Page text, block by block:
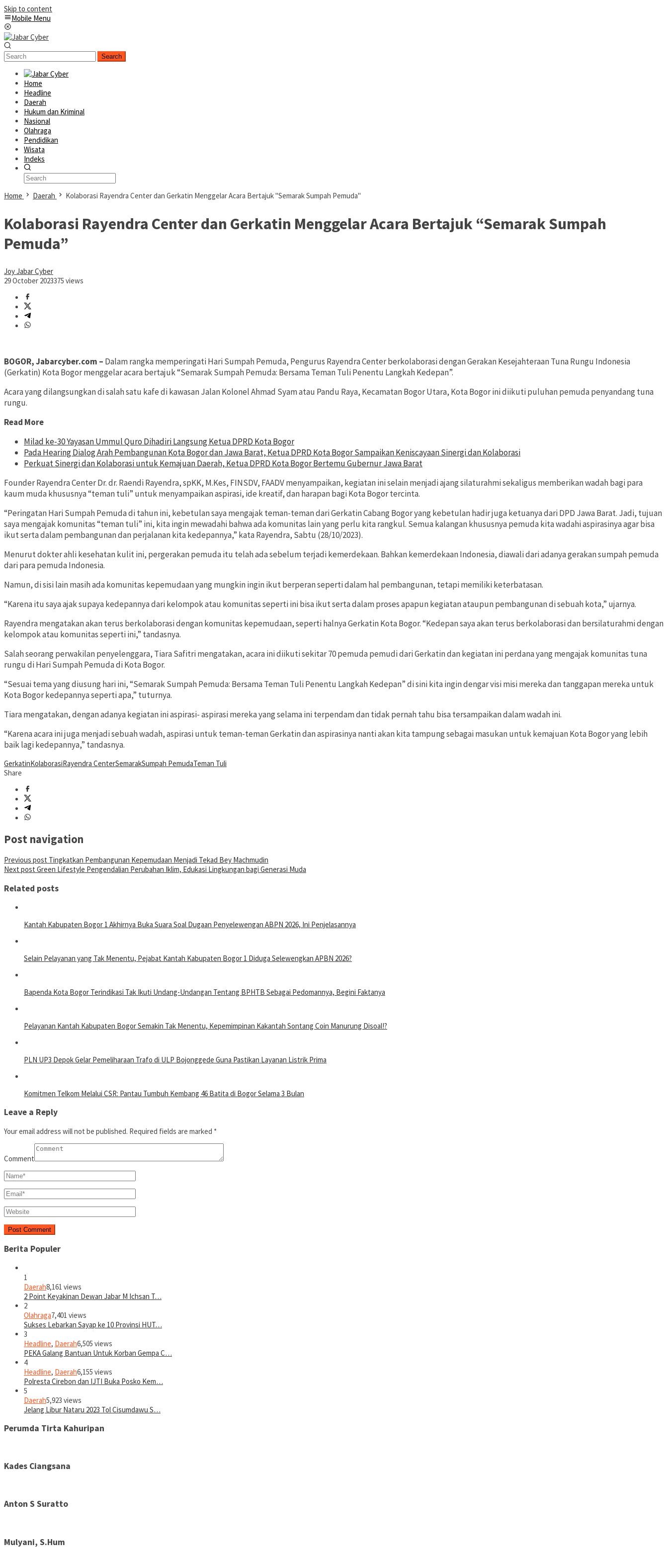
Skip to content
Mobile Menu
Search
Home
Headline
Daerah
Hukum dan Kriminal
Nasional
Olahraga
Pendidikan
Wisata
Indeks
Home Daerah Kolaborasi Rayendra Center dan Gerkatin Menggelar Acara Bertajuk "Semarak Sumpah Pemuda"
Kolaborasi Rayendra Center dan Gerkatin Menggelar Acara Bertajuk “Semarak Sumpah
Pemuda”
Joy Jabar Cyber
29 October 2023375 views
BOGOR, Jabarcyber.com – Dalam rangka memperingati Hari Sumpah Pemuda, Pengurus Rayendra Center berkolaborasi dengan Gerakan Kesejahteraan Tuna Rungu Indonesia
(Gerkatin) Kota Bogor menggelar acara bertajuk “Semarak Sumpah Pemuda: Bersama Teman Tuli Penentu Langkah Kedepan”.
Acara yang dilangsungkan di salah satu kafe di kawasan Jalan Kolonel Ahmad Syam atau Pandu Raya, Kecamatan Bogor Utara, Kota Bogor ini diikuti puluhan pemuda penyandang tuna
rungu.
Read More
Milad ke-30 Yayasan Ummul Quro Dihadiri Langsung Ketua DPRD Kota Bogor
Pada Hearing Dialog Arah Pembangunan Kota Bogor dan Jawa Barat, Ketua DPRD Kota Bogor Sampaikan Keniscayaan Sinergi dan Kolaborasi
Perkuat Sinergi dan Kolaborasi untuk Kemajuan Daerah, Ketua DPRD Kota Bogor Bertemu Gubernur Jawa Barat
Founder Rayendra Center Dr. dr. Raendi Rayendra, spKK, M.Kes, FINSDV, FAADV menyampaikan, kegiatan ini selain menjadi ajang silaturahmi sekaligus memberikan wadah bagi para
kaum muda khususnya “teman tuli” untuk menyampaikan aspirasi, ide kreatif, dan harapan bagi Kota Bogor tercinta.
“Peringatan Hari Sumpah Pemuda di tahun ini, kebetulan saya mengajak teman-teman dari Gerkatin Cabang Bogor yang kebetulan hadir juga ketuanya dari DPD Jawa Barat. Jadi, tujuan
saya mengajak komunitas “teman tuli” ini, kita ingin mewadahi bahwa ada komunitas lain yang perlu kita rangkul. Semua kalangan khususnya pemuda kita wadahi aspirasinya agar bisa
ikut serta dalam pembangunan dan perjalanan kita kedepannya,” kata Rayendra, Sabtu (28/10/2023).
Menurut dokter ahli kesehatan kulit ini, pergerakan pemuda itu telah ada sebelum terjadi kemerdekaan. Bahkan kemerdekaan Indonesia, diawali dari adanya gerakan sumpah pemuda
dari para pemuda Indonesia.
Namun, di sisi lain masih ada komunitas kepemudaan yang mungkin ingin ikut berperan seperti dalam hal pembangunan, tetapi memiliki keterbatasan.
“Karena itu saya ajak supaya kedepannya dari kelompok atau komunitas seperti ini bisa ikut serta dalam proses apapun kegiatan ataupun pembangunan di sebuah kota,” ujarnya.
Rayendra mengatakan akan terus berkolaborasi dengan komunitas kepemudaan, seperti halnya Gerkatin Kota Bogor. “Kedepan saya akan terus berkolaborasi dan bersilaturahmi dengan
kelompok atau komunitas seperti ini,” tandasnya.
Salah seorang perwakilan penyelenggara, Tiara Safitri mengatakan, acara ini diikuti sekitar 70 pemuda pemudi dari Gerkatin dan kegiatan ini perdana yang mengajak komunitas tuna
rungu di Hari Sumpah Pemuda di Kota Bogor.
“Sesuai tema yang diusung hari ini, “Semarak Sumpah Pemuda: Bersama Teman Tuli Penentu Langkah Kedepan” di sini kita ingin dengar visi misi mereka dan tanggapan mereka untuk
Kota Bogor kedepannya seperti apa,” tuturnya.
Tiara mengatakan, dengan adanya kegiatan ini aspirasi- aspirasi mereka yang selama ini terpendam dan tidak pernah tahu bisa tersampaikan dalam wadah ini.
“Karena acara ini juga menjadi sebuah wadah, aspirasi untuk teman-teman Gerkatin dan aspirasinya nanti akan kita tampung sebagai masukan untuk kemajuan Kota Bogor yang lebih
baik lagi kedepannya,” tandasnya.
GerkatinKolaborasiRayendra CenterSemarakSumpah PemudaTeman Tuli
Share
Post navigation
Previous post Tingkatkan Pembangunan Kepemudaan Menjadi Tekad Bey Machmudin
Next post Green Lifestyle Pengendalian Perubahan Iklim, Edukasi Lingkungan bagi Generasi Muda
Related posts
Kantah Kabupaten Bogor 1 Akhirnya Buka Suara Soal Dugaan Penyelewengan ABPN 2026, Ini Penjelasannya
Selain Pelayanan yang Tak Menentu, Pejabat Kantah Kabupaten Bogor 1 Diduga Selewengkan APBN 2026?
Bapenda Kota Bogor Terindikasi Tak Ikuti Undang-Undangan Tentang BPHTB Sebagai Pedomannya, Begini Faktanya
Pelayanan Kantah Kabupaten Bogor Semakin Tak Menentu, Kepemimpinan Kakantah Sontang Coin Manurung Disoal!?
PLN UP3 Depok Gelar Pemeliharaan Trafo di ULP Bojonggede Guna Pastikan Layanan Listrik Prima
Komitmen Telkom Melalui CSR: Pantau Tumbuh Kembang 46 Batita di Bogor Selama 3 Bulan
Leave a Reply
Your email address will not be published. Required fields are marked *
Comment
Berita Populer
1
Daerah8,161 views
2 Point Keyakinan Dewan Jabar M Ichsan T…
2
Olahraga7,401 views
Sukses Lebarkan Sayap ke 10 Provinsi HUT…
3
Headline, Daerah6,505 views
PEKA Galang Bantuan Untuk Korban Gempa C…
4
Headline, Daerah6,155 views
Polresta Cirebon dan IJTI Buka Posko Kem…
5
Daerah5,923 views
Jelang Libur Nataru 2023 Tol Cisumdawu S…
Perumda Tirta Kahuripan
Kades Ciangsana
Anton S Suratto
Mulyani, S.Hum